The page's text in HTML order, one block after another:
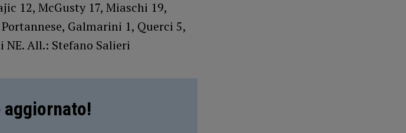
12, McGusty 17, Miaschi 19,
Galmarini 1, Querci 5,
NE. All.: Stefano Salieri